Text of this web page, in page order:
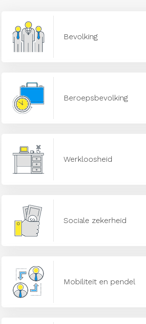
Bevolking
Beroepsbevolking
Werkloosheid
Sociale zekerheid
Mobiliteit en pendel